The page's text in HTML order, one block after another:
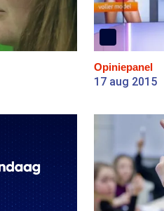
Opiniepanel
17 aug 2015